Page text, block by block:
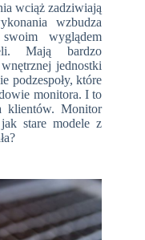
wciąż zadziwiają
wzbudza
swoim wyglądem
Mają bardzo
jednostki
podzespoły, które
monitora. I to
klientów. Monitor
stare modele z